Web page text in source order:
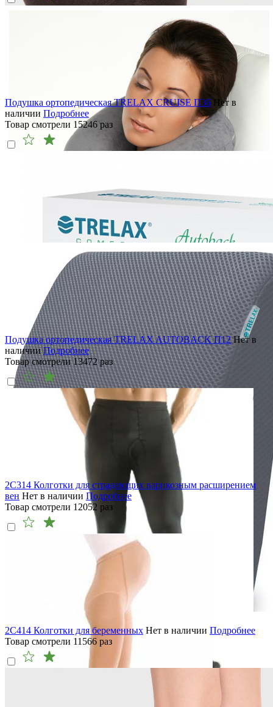
Подушка ортопедическая TRELAX CRUISE П36 Нет в
наличии Подробнее
Товар смотрели 15246 раз
Подушка ортопедическая TRELAX AUTOBACK П12 Нет в
наличии Подробнее
Товар смотрели13472раз
2C314 Колготки для страдающих варикозным расширением
вен Нет в наличии Подробнее
Товар смотрели 12052 раз
2C414 Колготки для беременных Нет в наличии Подробнее
Товар смотрели 11566 раз